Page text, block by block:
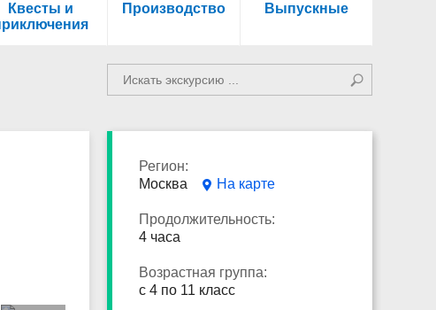
Квесты и
Производство Выпускные
Регион:
Москва
На карте
Продолжительность:
4 часа
Возрастная группа:
с 4 по 11 класс